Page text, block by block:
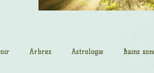
Arbres Astrologie Bains